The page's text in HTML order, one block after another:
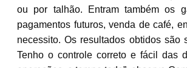
ou por talhão. Entram também os
pagamentos futuros, venda de café,
necessito. Os resultados obtidos são
Tenho o controle correto e fácil das